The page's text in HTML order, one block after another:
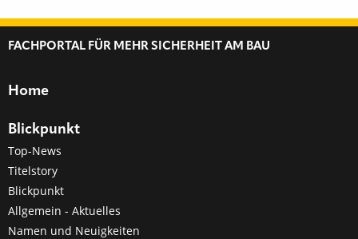
FACHPORTAL FÜR MEHR SICHERHEIT AM BAU
Home
Blickpunkt
Top-News
Titelstory
Blickpunkt
Allgemein - Aktuelles
Namen und Neuigkeiten